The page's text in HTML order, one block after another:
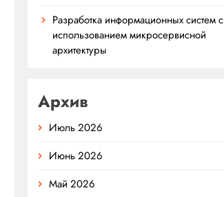
Разработка информационных систем с
использованием микросервисной
архитектуры
Архив
Июль 2026
Июнь 2026
Май 2026